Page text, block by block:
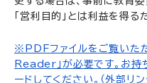
「営利目的」とは利益を得る
※PDFファイルをご覧いた
Reader」が必要です。お持
ードしてください。（外部リン